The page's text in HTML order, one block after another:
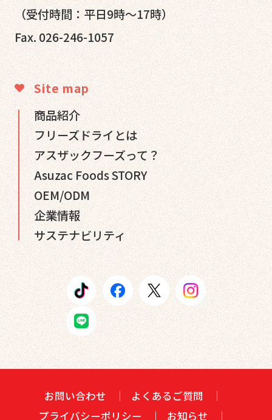
（受付時間：平日9時～17時）
Fax. 026-246-1057
Site map
商品紹介
フリーズドライとは
アスザックフーズって？
Asuzac Foods STORY
OEM/ODM
企業情報
サステナビリティ
お問い合わせ
よくあるご質問
プライバシーポリシー
お知らせ